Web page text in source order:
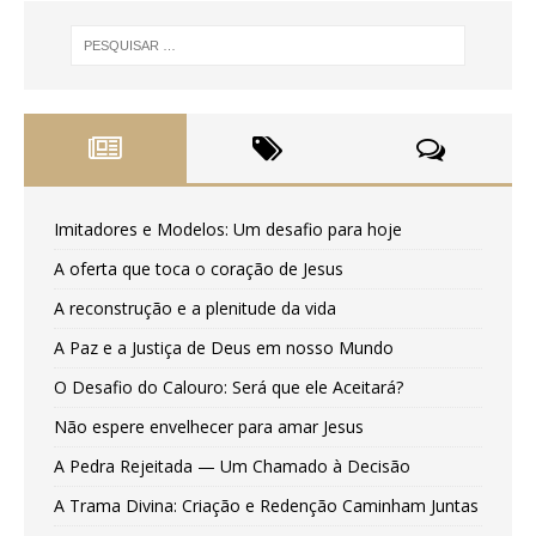
Imitadores e Modelos: Um desafio para hoje
A oferta que toca o coração de Jesus
A reconstrução e a plenitude da vida
A Paz e a Justiça de Deus em nosso Mundo
O Desafio do Calouro: Será que ele Aceitará?
Não espere envelhecer para amar Jesus
A Pedra Rejeitada — Um Chamado à Decisão
A Trama Divina: Criação e Redenção Caminham Juntas